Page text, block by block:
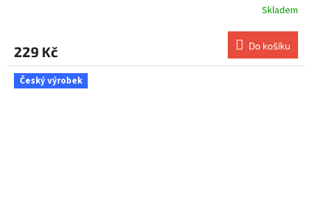
Skladem
229 Kč Do košíku
Český výrobek